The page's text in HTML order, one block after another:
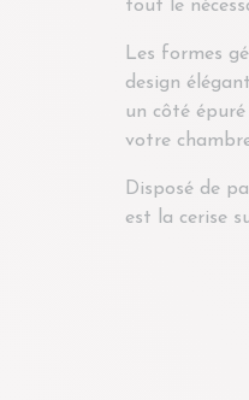
tout le
Les formes
design
un côté
votre
Disposé de
est la cerise